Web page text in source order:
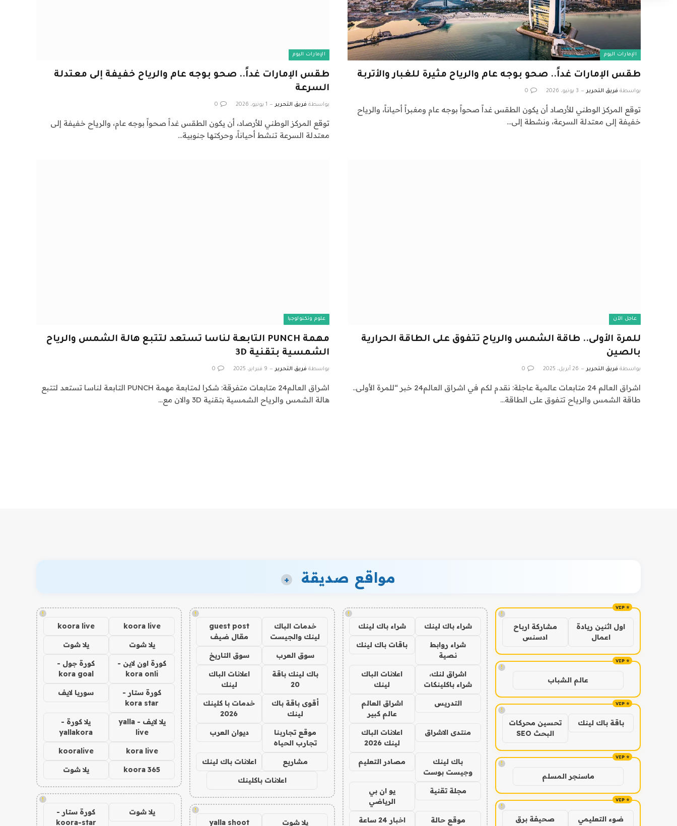
الإمارات اليوم
طقس الإمارات غداً.. صحو بوجه عام والرياح مثيرة للغبار والأتربة
بواسطة فريق التحرير 3 يونيو، 2026 0
توقع المركز الوطني للأرصاد أن يكون الطقس غداً صحواً بوجه عام ومغبراً أحياناً، والرياح
خفيفة إلى معتدلة السرعة، ونشطة إلى…
الإمارات اليوم
طقس الإمارات غداً.. صحو بوجه عام والرياح خفيفة إلى معتدلة
السرعة
بواسطة فريق التحرير 1 يونيو، 2026 0
توقع المركز الوطني للأرصاد، أن يكون الطقس غداً صحواً بوجه عام، والرياح خفيفة إلى
معتدلة السرعة تنشط أحياناً، وحركتها جنوبية…
عاجل الآن
للمرة الأولى.. طاقة الشمس والرياح تتفوق على الطاقة الحرارية
بالصين
بواسطة فريق التحرير 26 أبريل، 2025 0
اشراق العالم 24 متابعات عالمية عاجلة: نقدم لكم في اشراق العالم24 خبر “للمرة الأولى..
طاقة الشمس والرياح تتفوق على الطاقة…
علوم وتكنولوجيا
مهمة PUNCH التابعة لناسا تستعد لتتبع هالة الشمس والرياح
الشمسية بتقنية 3D
بواسطة فريق التحرير 9 فبراير، 2025 0
اشراق العالم24 متابعات متفرقة: شكرا لمتابعة مهمة PUNCH التابعة لناسا تستعد لتتبع
هالة الشمس والرياح الشمسية بتقنية 3D والان مع…
مواقع صديقة +
!
اول اثنين ريادة
اعمال
مشاركة ارباح
ادسنس
!
عالم الشباب
!
باقة باك لينك
تحسين محركات
البحث SEO
!
ماسنجر المسلم
!
ضوء التعليمي صحيفة برق
!
شراء باك لينك شراء باك لينك
شراء روابط
نصية
باقات باك لينك
اشراق لنك،
شراء باكلينكات
اعلانات الباك
لينك
التدريس
اشراق العالم
عالم كبير
منتدى الاشراق
اعلانات الباك
لينك 2026
باك لينك
وجيست بوست
مصادر التعليم
مجلة تقنية
يو ان بي
الرياضي
موقع حالة
اخبار 24 ساعة
!
خدمات الباك
لينك والجيست
guest post
مقال ضيف
سوق العرب سوق التاريخ
باك لينك باقة
20
اعلانات الباك
لينك
أقوى باقة باك
لينك
خدمات با كلينك
2026
موقع تجاربنا
تجارب الحياه
ديوان العرب
مشاريع اعلانات باك لينك
اعلانات باكلينك
!
يلا شوت yalla shoot
!
koora live
koora live
يلا شوت يلا شوت
كورة اون لاين -
kora onli
كورة جول -
kora goal
كورة ستار -
kora star
سوريا لايف
يلا لايف - yalla
live
يلا كورة -
yallakora
kora live
kooralive
koora 365 يلا شوت
!
يلا شوت
كورة ستار -
koora-star